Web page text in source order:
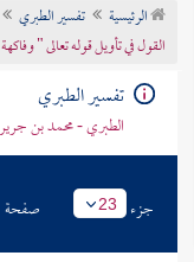
تراجم الأعلام
الرئيسية تفسير الطبري
القول في تأويل قوله تعالى "
تفسير الطبري
الطبري - محمد بن
جزء 23 صفحة